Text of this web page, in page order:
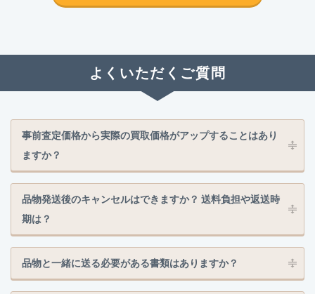
よくいただくご質問
事前査定価格から実際の買取価格がアップすることはあり
ますか？
品物発送後のキャンセルはできますか？ 送料負担や返送時
期は？
品物と一緒に送る必要がある書類はありますか？